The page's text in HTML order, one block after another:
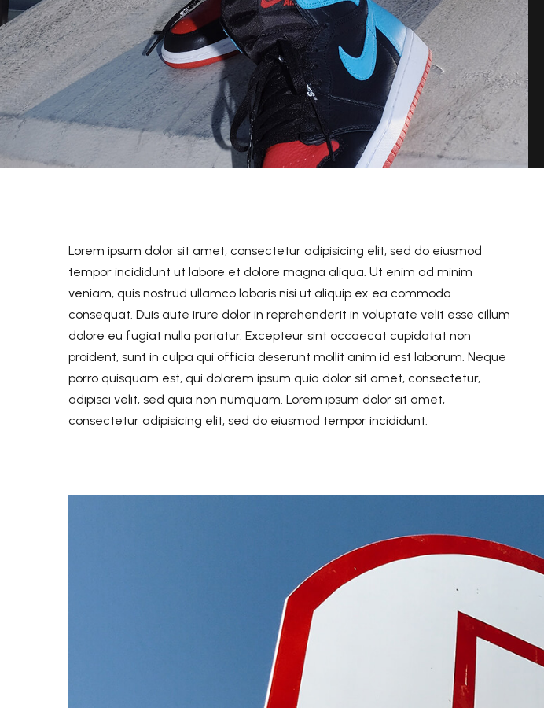
Lorem ipsum dolor sit amet, consectetur adipisicing elit, sed do eiusmod
tempor incididunt ut labore et dolore magna aliqua. Ut enim ad minim
veniam, quis nostrud ullamco laboris nisi ut aliquip ex ea commodo
consequat. Duis aute irure dolor in reprehenderit in voluptate velit esse cillum
dolore eu fugiat nulla pariatur. Excepteur sint occaecat cupidatat non
proident, sunt in culpa qui officia deserunt mollit anim id est laborum. Neque
porro quisquam est, qui dolorem ipsum quia dolor sit amet, consectetur,
adipisci velit, sed quia non numquam. Lorem ipsum dolor sit amet,
consectetur adipisicing elit, sed do eiusmod tempor incididunt.